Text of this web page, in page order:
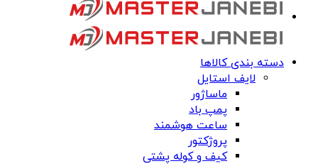
دسته بندی کالاها
لایف استایل
ماساژور
پمپ باد
ساعت هوشمند
پروژکتور
کیف و کوله پشتی